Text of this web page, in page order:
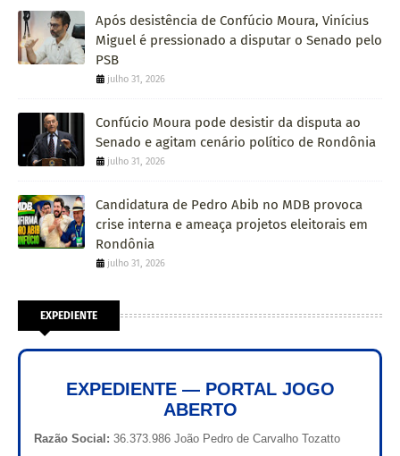
Após desistência de Confúcio Moura, Vinícius
Miguel é pressionado a disputar o Senado pelo
PSB
julho 31, 2026
Confúcio Moura pode desistir da disputa ao
Senado e agitam cenário político de Rondônia
julho 31, 2026
Candidatura de Pedro Abib no MDB provoca
crise interna e ameaça projetos eleitorais em
Rondônia
julho 31, 2026
EXPEDIENTE
EXPEDIENTE — PORTAL JOGO
ABERTO
Razão Social: 36.373.986 João Pedro de Carvalho Tozatto